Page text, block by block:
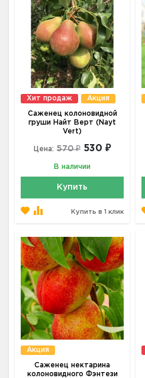
Хит продаж Акция
Саженец колоновидной
груши Найт Верт (Nayt
Vert)
Цена: 570 ₽ 530 ₽
В наличии
Купить
Купить в 1 клик
Акция
Саженец нектарина
колоновидного Фэнтези